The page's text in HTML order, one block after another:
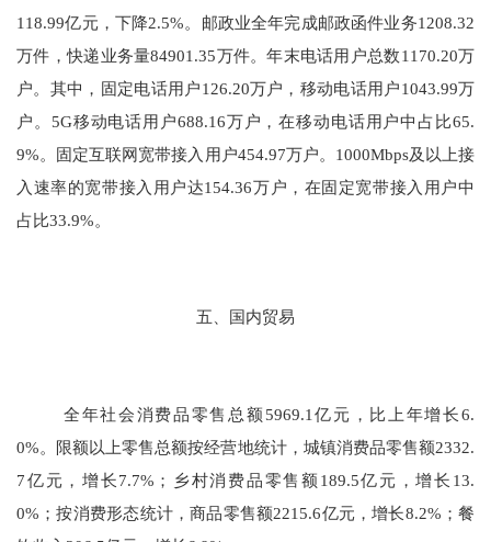
118.99亿元， 下降2.5%。邮政业全年完成邮政函件业务1208.32
万件，快递业务量84901.35万件。年末电话用户总数1170.20万
户。其中，固定电话用户126.20万户，移动电话用户1043.99万
户。 5G移动电话用户688.16万户，在移动电话用户中占比65.
9%。固定互联网宽带接入用户454.97万户。 1000Mbps及以上接
入速率的宽带接入用户达154.36万户，在固定宽带接入用户中
占比33.9%。
五、国内贸易
全年社会消费品零售总额 5969.1 亿元，比上年增长6.
0%。限额以上零售总额按经营地统计，城镇消费品零售额2332.
7亿元，增长7.7%；乡村消费品零售额 189.5亿元，增长 13.
0%；按消费形态统计，商品零售额2215.6亿元，增长8.2%；餐